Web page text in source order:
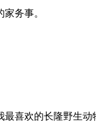
务事。
喜欢的长隆野生